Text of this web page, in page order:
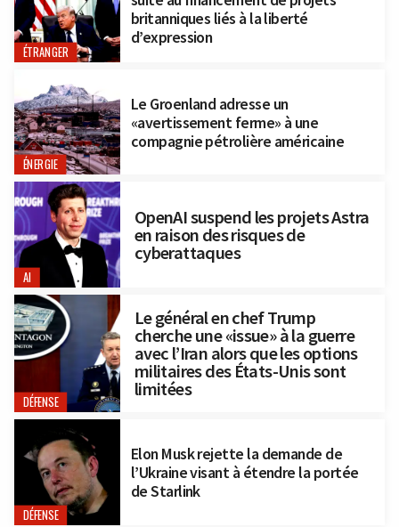
ÉTRANGER
britanniques liés à la liberté
d’expression
ÉNERGIE
Le Groenland adresse un
«avertissement ferme» à une
compagnie pétrolière américaine
AI
OpenAI suspend les projets Astra
en raison des risques de
cyberattaques
DÉFENSE
Le général en chef Trump
cherche une «issue» à la guerre
avec l’Iran alors que les options
militaires des États-Unis sont
limitées
DÉFENSE
Elon Musk rejette la demande de
l’Ukraine visant à étendre la portée
de Starlink